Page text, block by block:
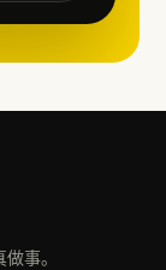
事。